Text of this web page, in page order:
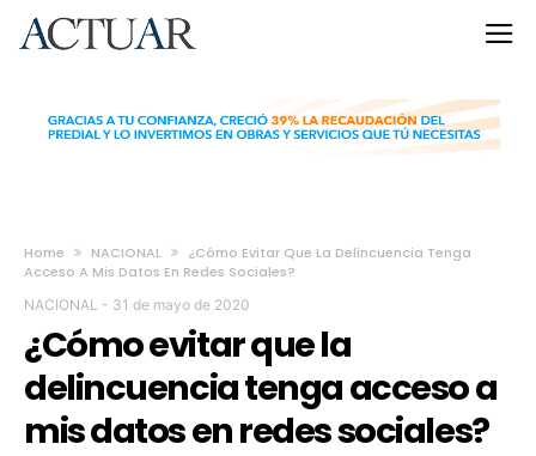
Home NACIONAL
¿Cómo Evitar Que La Delincuencia Tenga
Acceso A Mis Datos En Redes Sociales?
NACIONAL - 31 de mayo de 2020
¿Cómo evitar que la
delincuencia tenga acceso a
mis datos en redes sociales?